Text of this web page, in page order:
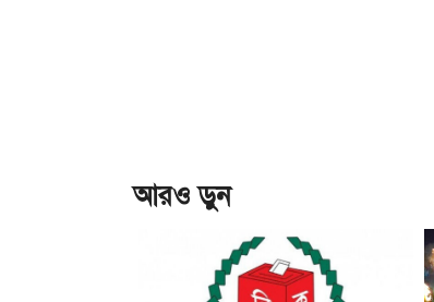
আরও ড়ুন